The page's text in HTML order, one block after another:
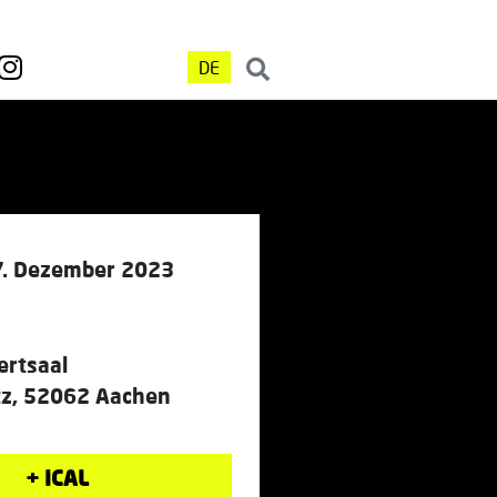
DE
Dezember 2023
52062 Aachen
+ ICAL